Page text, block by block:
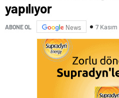
yapılıyor
ABONE OL News 7